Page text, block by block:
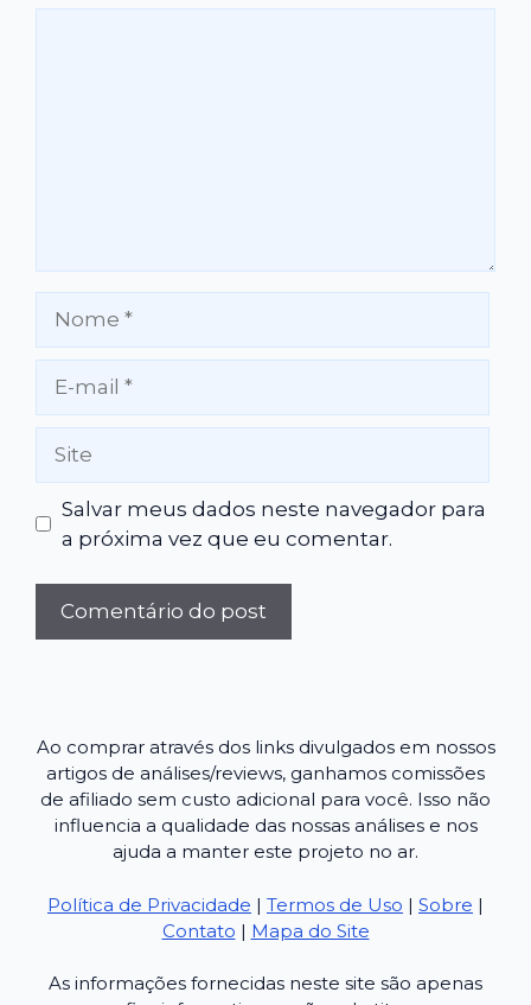
mail
Salvar meus dados neste navegador para
a próxima vez que eu comentar.
Ao comprar através dos links divulgados em nossos
artigos de análises/reviews, ganhamos comissões
de afiliado sem custo adicional para você. Isso não
influencia a qualidade das nossas análises e nos
ajuda a manter este projeto no ar.
Política de Privacidade | Termos de Uso | Sobre |
Contato | Mapa do Site
As informações fornecidas neste site são apenas